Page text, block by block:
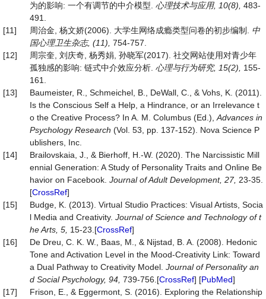
为的影响: 一个有调节的中介模型. 心理技术与应用, 10(8), 483-
491.
[11]
周治金, 杨文娇(2006). 大学生网络成瘾类型问卷的初步编制. 中
国心理卫生杂志, (11), 754-757.
[12]
周宗奎, 刘庆奇, 杨秀娟, 孙晓军(2017). 社交网站使用对青少年
孤独感的影响: 链式中介效应分析. 心理与行为研究, 15(2),
155-
161.
[13]
Baumeister, R., Schmeichel, B., DeWall, C., & Vohs, K. (2011).
Is the Conscious Self a Help, a Hindrance, or an Irrelevance t
o the Creative Process? In A. M. Columbus (Ed.), Advances in
Psychology Research (Vol. 53, pp. 137-152). Nova Science P
ublishers, Inc.
[14]
Brailovskaia, J., & Bierhoff, H.-W. (2020). The Narcissistic Mill
ennial Generation: A Study of Personality Traits and Online Be
havior on Facebook. Journal of Adult Development, 27, 23-35.
[CrossRef]
[15]
Budge, K. (2013). Virtual Studio Practices: Visual Artists, Socia
l Media and Creativity. Journal of Science and Technology of t
he Arts, 5, 15-23.[CrossRef]
[16]
De Dreu, C. K. W., Baas, M., & Nijstad, B. A. (2008). Hedonic
Tone and Activation Level in the Mood-Creativity Link: Toward
a Dual Pathway to Creativity Model. Journal ofPersonality an
d SocialPsychology, 94, 739-756.[CrossRef] [PubMed]
[17]
Frison, E., & Eggermont, S. (2016). Exploring the Relationship